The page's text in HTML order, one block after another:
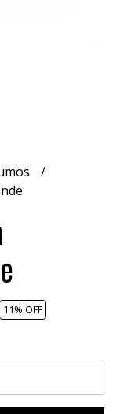
11% OFF